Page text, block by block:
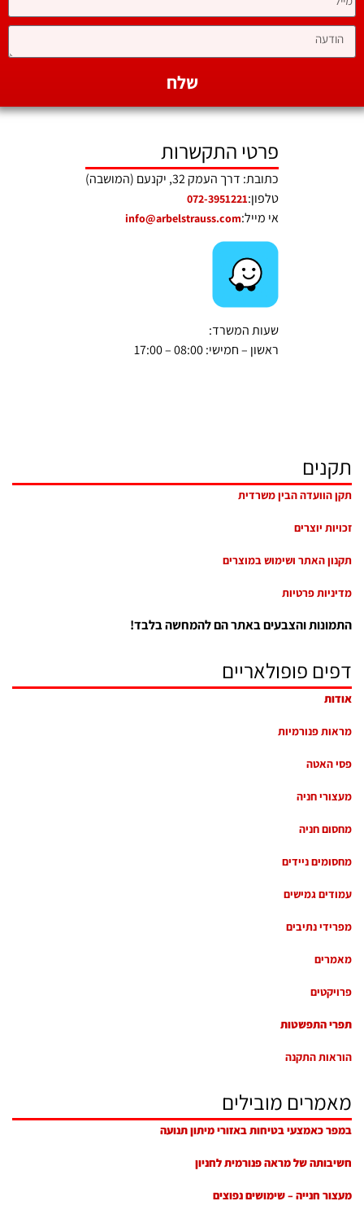
שלח
פרטי התקשרות
כתובת: דרך העמק 32, יקנעם (המושבה)
טלפון:072-3951221
אי מייל:info@arbelstrauss.com
שעות המשרד:
ראשון – חמישי: 08:00 – 17:00
תקנים
תקן הוועדה הבין משרדית
זכויות יוצרים
תקנון האתר ושימוש במוצרים
מדיניות פרטיות
התמונות והצבעים באתר הם להמחשה בלבד!
דפים פופולאריים
אודות
מראות פנורמיות
פסי האטה
מעצורי חניה
מחסום חניה
מחסומים ניידים
עמודים גמישים
מפרידי נתיבים
מאמרים
פרויקטים
תפרי התפשטות
הוראות התקנה
מאמרים מובילים
במפר כאמצעי בטיחות באזורי מיתון תנועה
חשיבותה של מראה פנורמית לחניון
מעצור חנייה – שימושים נפוצים